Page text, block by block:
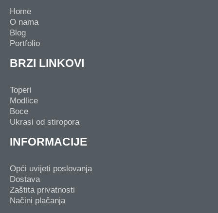
Home
O nama
Blog
Portfolio
BRZI LINKOVI
Toperi
Modlice
Boce
Ukrasi od stiropora
INFORMACIJE
Opći uvijeti poslovanja
Dostava
Zaštita privatnosti
Načini plačanja